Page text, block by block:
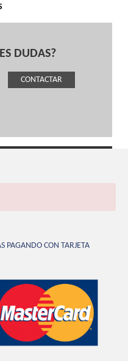
DUDAS?
CONTACTAR
PAGANDO CON TARJETA